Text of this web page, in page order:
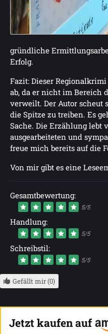
gründliche
Erfolg.
Fazit: Dieser
ab, da er nicht im Bereich
verweilt. Der Autor scheut
die Spitze zu treiben. Es
Sache. Die Erzählung lebt
ausgearbeiteten und
freue mich bereits auf die
Von mir gibt es eine
Gesamtbewertung:
5/5
Handlung:
5/5
Schreibstil:
5/5
Gefällt mir (0)
Jetzt kaufen auf